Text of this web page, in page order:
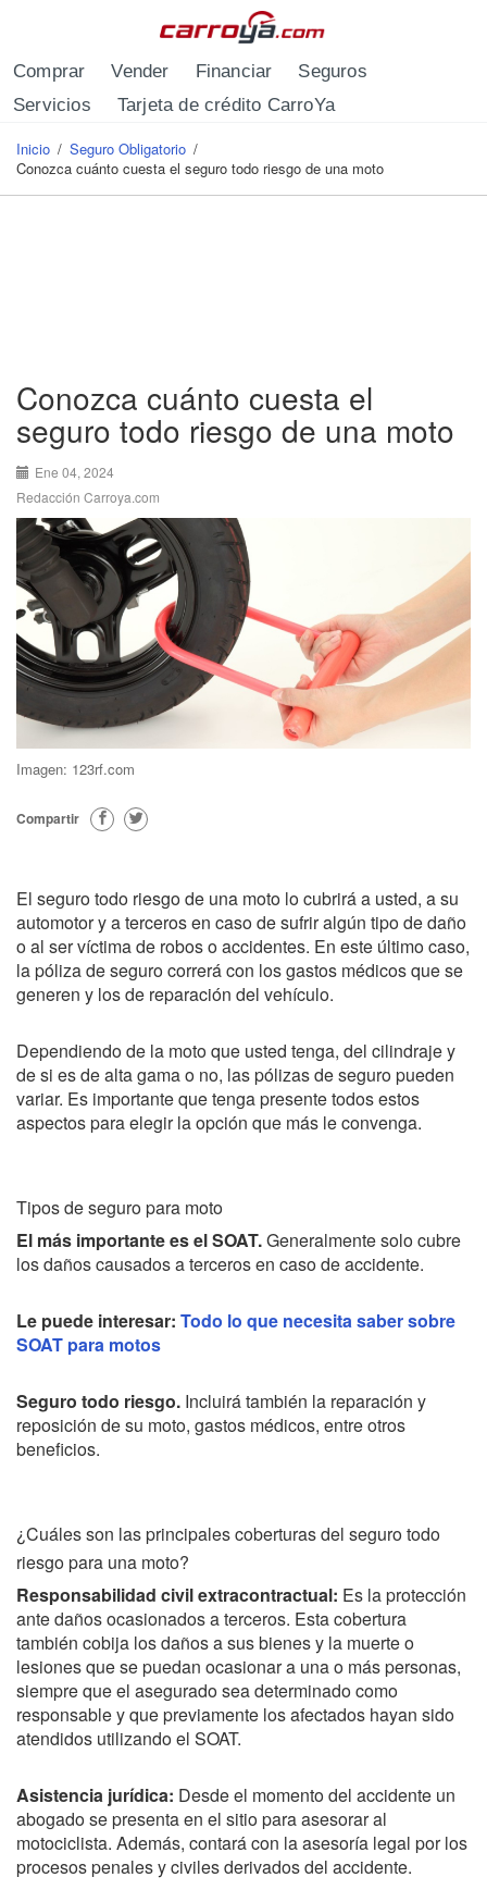
Comprar Vender Financiar
Seguros
Servicios
Tarjeta de crédito CarroYa
Se encuentra usted aquí
Inicio / Seguro Obligatorio /
Conozca cuánto cuesta el seguro todo riesgo de una moto
Conozca cuánto cuesta el
seguro todo riesgo de una moto
Ene 04, 2024
Redacción Carroya.com
Imagen: 123rf.com
Compartir
El seguro todo riesgo de una moto lo cubrirá a usted, a su
automotor y a terceros en caso de sufrir algún tipo de daño
o al ser víctima de robos o accidentes. En este último caso,
la póliza de seguro correrá con los gastos médicos que se
generen y los de reparación del vehículo.
Dependiendo de la moto que usted tenga, del cilindraje y
de si es de alta gama o no, las pólizas de seguro pueden
variar. Es importante que tenga presente todos estos
aspectos para elegir la opción que más le convenga.
Tipos de seguro para moto
El más importante es el SOAT.Generalmente solocubre
los dañoscausados a terceros en caso de accidente.
Le puede interesar: Todo lo que necesita saber sobre
SOAT para motos
Seguro todo riesgo. Incluirá también la reparación y
reposición de su moto, gastos médicos, entre otros
beneficios.
¿Cuáles son las principales coberturas del seguro todo
riesgo para una moto?
Responsabilidad civil extracontractual: Es la protección
ante daños ocasionados a terceros. Esta cobertura
también cobija los daños a sus bienes y la muerte o
lesiones que se puedan ocasionar a una o más personas,
siempre que el asegurado sea determinado como
responsable y que previamente los afectados hayan sido
atendidos utilizando el SOAT.
Asistencia jurídica: Desde el momento del accidente un
abogado se presenta en el sitio para asesorar al
motociclista. Además, contará con la asesoría legal por los
procesos penales y civiles derivados del accidente.